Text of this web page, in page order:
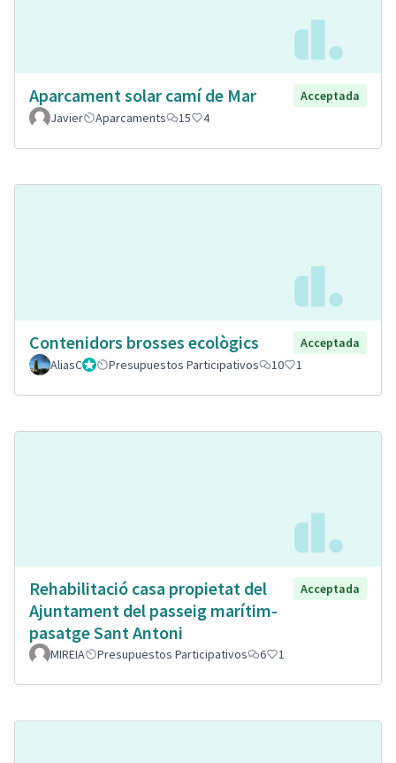
Aparcament solar camí de Mar
Acceptada
Javier
Aparcaments 15 4
Contenidors brosses ecològics
Acceptada
AliasCGestorPresupuestos Participativos 10 1
Rehabilitació casa propietat del
Ajuntament del passeig marítim-
pasatge Sant Antoni
Acceptada
MIREIA Presupuestos Participativos 6 1